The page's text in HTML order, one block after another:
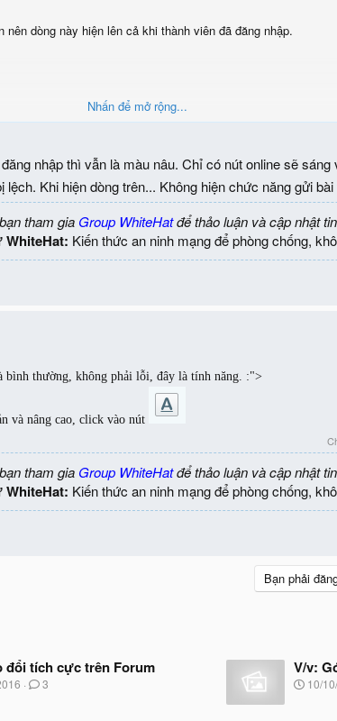
nên dòng này hiện lên cả khi thành viên đã đăng nhập.
Nhấn để mở rộng...
nhập thì vẫn là màu nâu. Chỉ có nút online sẽ
Khi hiện dòng trên... Không hiện chức năng gửi bài
tham gia Group WhiteHatđể thảo luận và cập nhật
Kiến thức an ninh mạng để phòng chống,
bình thường, không phải lỗi, đây là tính năng. :">
và nâng cao, click vào nút
tham gia Group WhiteHatđể thảo luận và cập nhật
Kiến thức an ninh mạng để phòng chống,
Bạn phải
đổi tích cực trên Forum
3
V/v:
N
10/